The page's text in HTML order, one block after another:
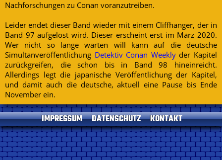
Nachforschungen zu Conan voranzutreiben.
Leider endet dieser Band wieder mit einem Cliffhanger, der in
Band 97 aufgelöst wird. Dieser erscheint erst im März 2020.
Wer nicht so lange warten will kann auf die deutsche
Simultanveröffentlichung Detektiv Conan Weeklyder Kapitel
zurückgreifen, die schon bis in Band 98 hineinreicht.
Allerdings legt die japanische Veröffentlichung der Kapitel,
und damit auch die deutsche, aktuell eine Pause bis Ende
November ein.
IMPRESSUM DATENSCHUTZ KONTAKT